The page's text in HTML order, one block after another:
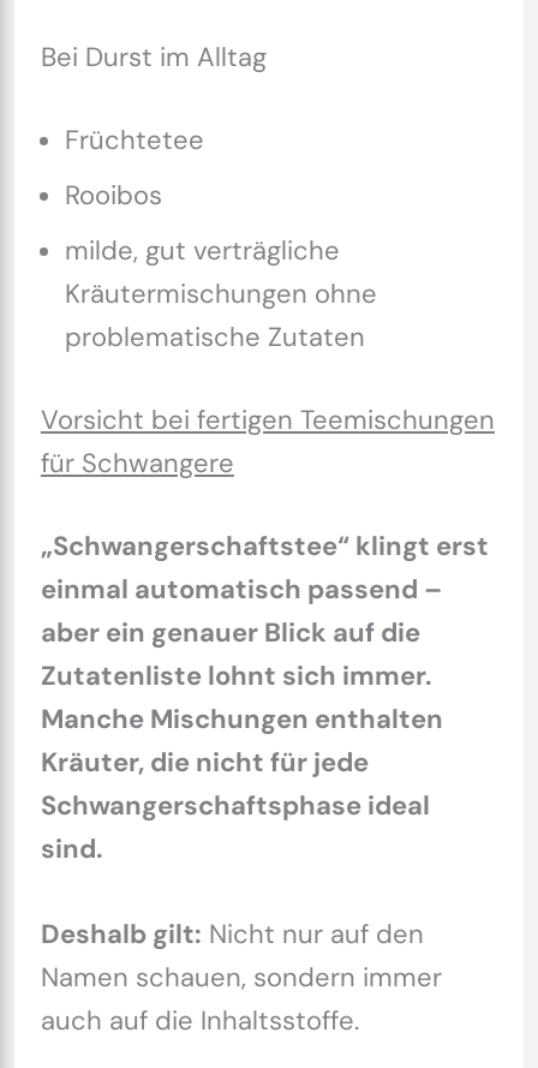
Bei Durst im Alltag
Früchtetee
Rooibos
milde, gut verträgliche
Kräutermischungen ohne
problematische Zutaten
Vorsicht bei fertigen Teemischungen
für Schwangere
„Schwangerschaftstee“ klingt erst
einmal automatisch passend –
aber ein genauer Blick auf die
Zutatenliste lohnt sich immer.
Manche Mischungen enthalten
Kräuter, die nicht für jede
Schwangerschaftsphase ideal
sind.
Deshalb gilt: Nicht nur auf den
Namen schauen, sondern immer
auch auf die Inhaltsstoffe.